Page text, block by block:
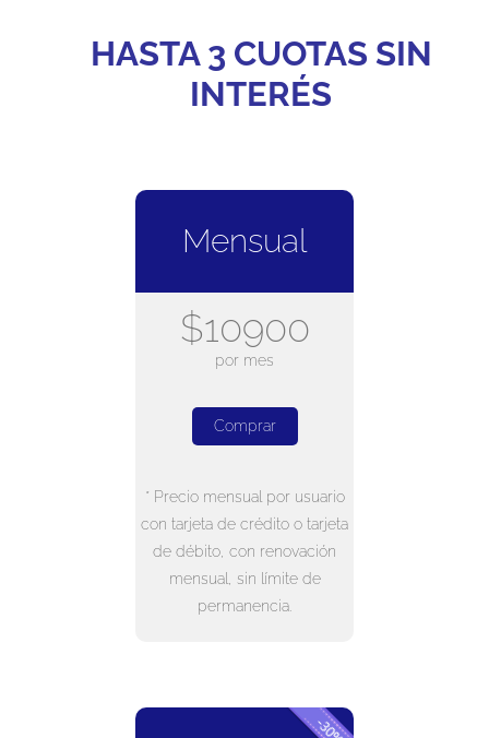
HASTA 3 CUOTAS SIN
INTERÉS
Mensual
$10900
por mes
Comprar
* Precio mensual por usuario
con tarjeta de crédito o tarjeta
de débito, con renovación
mensual, sin límite de
permanencia.